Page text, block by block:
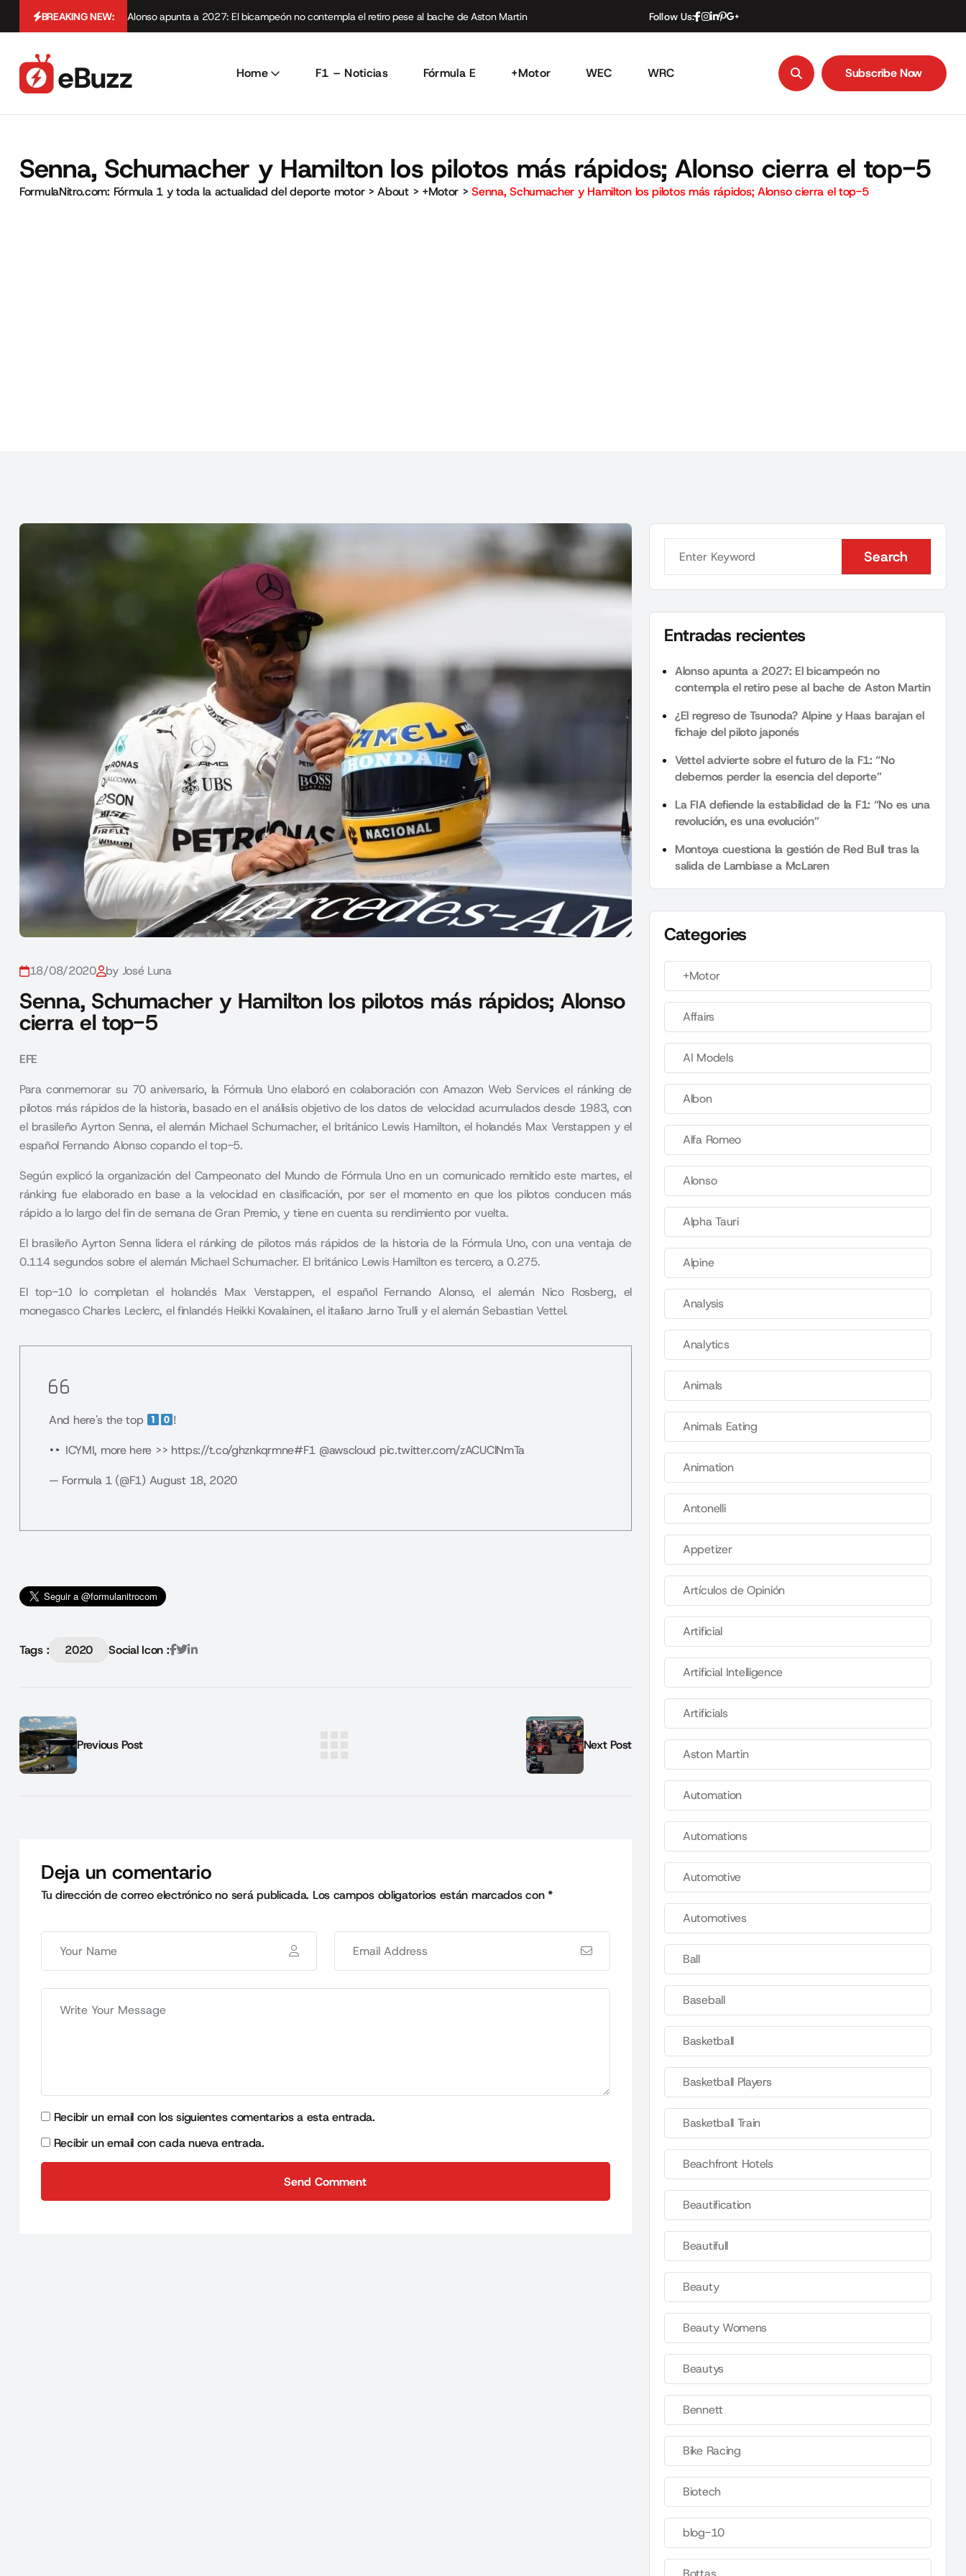
BREAKING NEW: Alonso apunta a 2027: El bicampeón no contempla el retiro pese al bache de Aston Martin Follow Us:
Home F1 – Noticias Fórmula E +Motor WEC WRC Subscribe Now
Senna, Schumacher y Hamilton los pilotos más rápidos; Alonso cierra el top-5
FormulaNitro.com: Fórmula 1 y toda la actualidad del deporte motor>About> +Motor >Senna, Schumacher y Hamilton los pilotos más rápidos; Alonso cierra el top-5
18/08/2020 by José Luna
Senna, Schumacher y Hamilton los pilotos más rápidos; Alonso
cierra el top-5
EFE
Para conmemorar su 70 aniversario, la Fórmula Uno elaboró en colaboración con Amazon Web Services el ránking de
pilotos más rápidos de la historia, basado en el análisis objetivo de los datos de velocidad acumulados desde 1983, con
el brasileño Ayrton Senna, el alemán Michael Schumacher, el británico Lewis Hamilton, el holandés Max Verstappen y el
español Fernando Alonso copando el top-5.
Según explicó la organización del Campeonato del Mundo de Fórmula Uno en un comunicado remitido este martes, el
ránking fue elaborado en base a la velocidad en clasificación, por ser el momento en que los pilotos conducen más
rápido a lo largo del fin de semana de Gran Premio, y tiene en cuenta su rendimiento por vuelta.
El brasileño Ayrton Senna lidera el ránking de pilotos más rápidos de la historia de la Fórmula Uno, con una ventaja de
0.114 segundos sobre el alemán Michael Schumacher. El británico Lewis Hamilton es tercero, a 0.275.
El top-10 lo completan el holandés Max Verstappen, el español Fernando Alonso, el alemán Nico Rosberg, el
monegasco Charles Leclerc, el finlandés Heikki Kovalainen, el italiano Jarno Trulli y el alemán Sebastian Vettel.
And here's the top
!
ICYMI, more here >> https://t.co/ghznkqrmne#F1 @awscloud pic.twitter.com/zACUClNmTa
— Formula 1 (@F1) August 18, 2020
Tags : 2020 Social Icon :
Previous Post Next Post
Deja un comentario
Tu dirección de correo electrónico no será publicada. Los campos obligatorios están marcados con*
Recibir un email con los siguientes comentarios a esta entrada.
Recibir un email con cada nueva entrada.
Send Comment
Search
Search
Entradas recientes
Alonso apunta a 2027: El bicampeón no
contempla el retiro pese al bache de Aston Martin
¿El regreso de Tsunoda? Alpine y Haas barajan el
fichaje del piloto japonés
Vettel advierte sobre el futuro de la F1: “No
debemos perder la esencia del deporte”
La FIA defiende la estabilidad de la F1: “No es una
revolución, es una evolución”
Montoya cuestiona la gestión de Red Bull tras la
salida de Lambiase a McLaren
Categories
+Motor
Affairs
AI Models
Albon
Alfa Romeo
Alonso
Alpha Tauri
Alpine
Analysis
Analytics
Animals
Animals Eating
Animation
Antonelli
Appetizer
Artículos de Opinión
Artificial
Artificial Intelligence
Artificials
Aston Martin
Automation
Automations
Automotive
Automotives
Ball
Baseball
Basketball
Basketball Players
Basketball Train
Beachfront Hotels
Beautification
Beautifull
Beauty
Beauty Womens
Beautys
Bennett
Bike Racing
Biotech
blog-10